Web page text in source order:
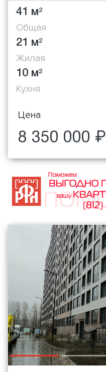
41 м2
Общая
21 м2
Жилая
10 м2
Кухня
Цена
8 350 000 ₽